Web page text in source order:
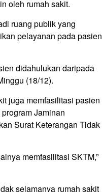
oleh rumah sakit.
ruang publik yang
pelayanan pada pasien
didahulukan daripada
(18/12).
juga memfasilitasi pasien
Jaminan
Surat Keterangan Tidak
memfasilitasi SKTM,”
selamanya rumah sakit